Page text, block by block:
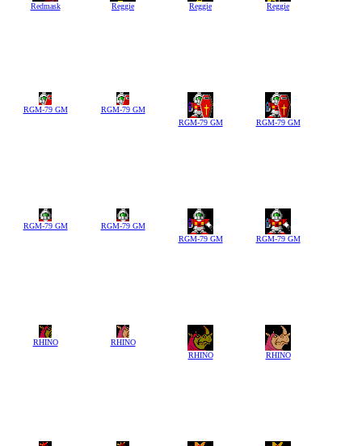
Redmask Reggie Reggie Reggie
RGM-79 GM
RGM-79 GM
RGM-79 GM
RGM-79 GM
RGM-79 GM
RGM-79 GM
RGM-79 GM
RGM-79 GM
RHINO
RHINO
RHINO
RHINO